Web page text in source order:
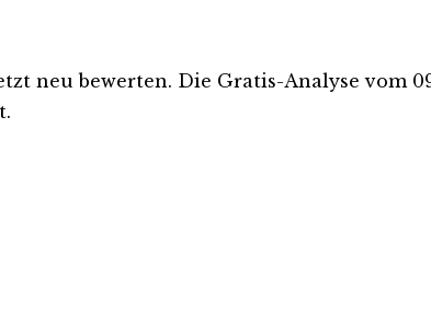
neu bewerten. Die Gratis-Analyse vom